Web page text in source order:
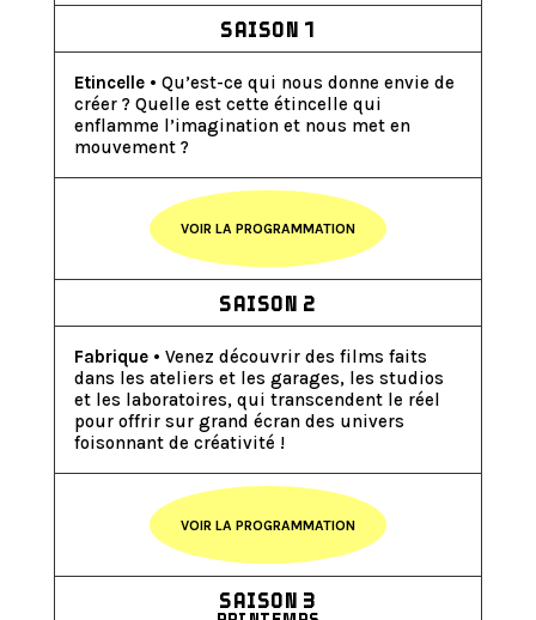
SAISON 1
Etincelle• Qu’est-ce qui nous donne envie de
créer ? Quelle est cette étincelle qui
enflamme l’imagination et nous met en
mouvement ?
VOIR LA PROGRAMMATION
SAISON 2
Fabrique• Venez découvrir des films faits
dans les ateliers et les garages, les studios
et les laboratoires, qui transcendent le réel
pour offrir sur grand écran des univers
foisonnant de créativité !
VOIR LA PROGRAMMATION
SAISON 3